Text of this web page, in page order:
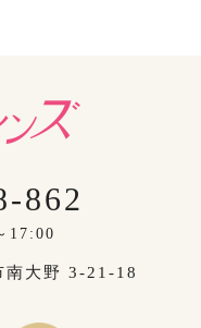
862
17:00
南大野 3-21-18